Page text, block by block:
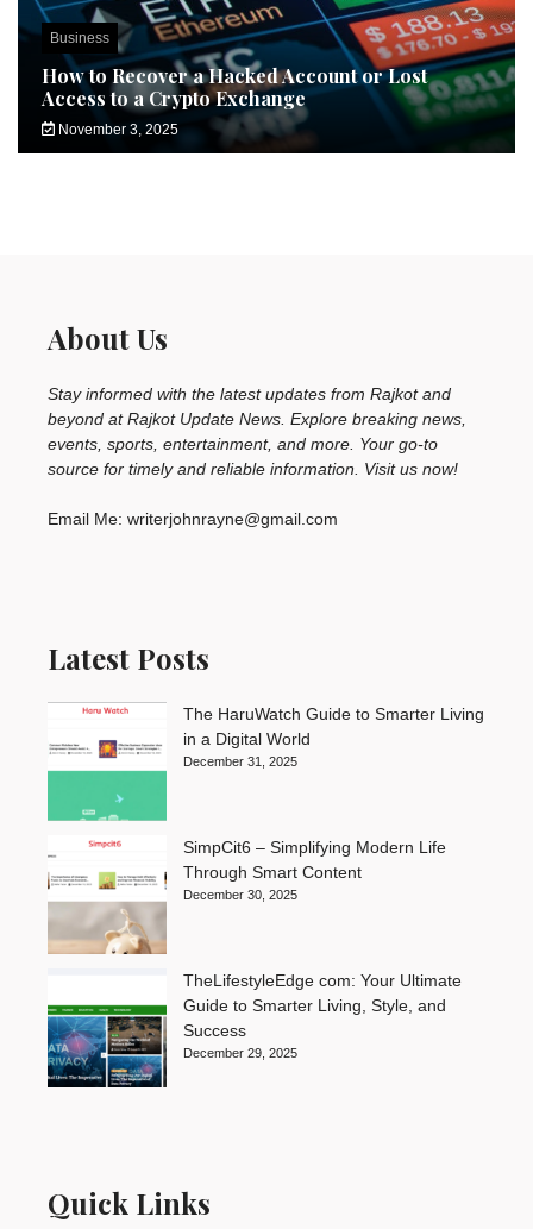
Business
How to Recover a Hacked Account or Lost
Access to a Crypto Exchange
November 3, 2025
About Us
Stay informed with the latest updates from Rajkot and
beyond at Rajkot Update News. Explore breaking news,
events, sports, entertainment, and more. Your go-to
source for timely and reliable information. Visit us now!
Email Me: writerjohnrayne@gmail.com
Latest Posts
The HaruWatch Guide to Smarter Living
in a Digital World
December 31, 2025
SimpCit6 – Simplifying Modern Life
Through Smart Content
December 30, 2025
TheLifestyleEdge com: Your Ultimate
Guide to Smarter Living, Style, and
Success
December 29, 2025
Quick Links